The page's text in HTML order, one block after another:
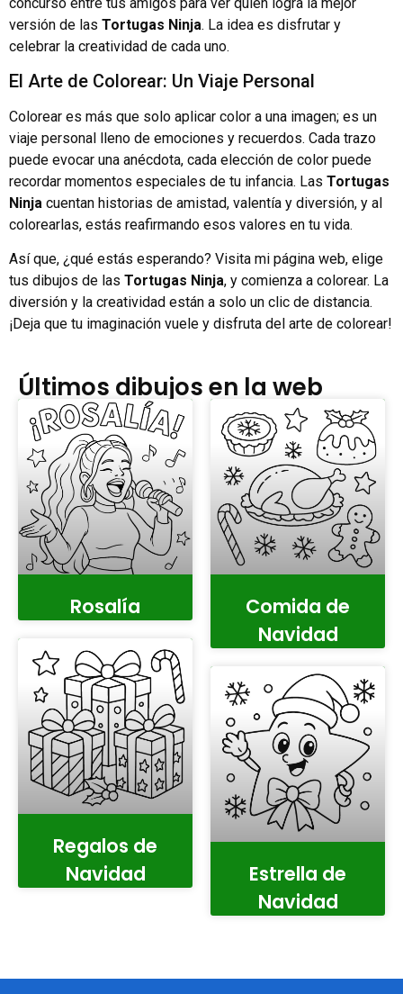
versión de las Tortugas Ninja. La idea es disfrutar y
celebrar la creatividad de cada uno.
El Arte de Colorear: Un Viaje Personal
Colorear es más que solo aplicar color a una imagen; es un
viaje personal lleno de emociones y recuerdos. Cada trazo
puede evocar una anécdota, cada elección de color puede
recordar momentos especiales de tu infancia. Las Tortugas
Ninja cuentan historias de amistad, valentía y diversión, y al
colorearlas, estás reafirmando esos valores en tu vida.
Así que, ¿qué estás esperando? Visita mi página web, elige
tus dibujos de las Tortugas Ninja, y comienza a colorear. La
diversión y la creatividad están a solo un clic de distancia.
¡Deja que tu imaginación vuele y disfruta del arte de colorear!
Últimos dibujos en la web
Rosalía
Comida de
Navidad
Regalos de
Navidad
Estrella de
Navidad